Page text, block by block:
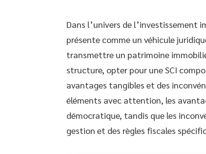
Dans l’univers de l’investissement
présente comme un véhicule
transmettre un patrimoine
structure, opter pour une SCI
avantages tangibles et des
éléments avec attention, les
démocratique, tandis que les
gestion et des règles fiscales